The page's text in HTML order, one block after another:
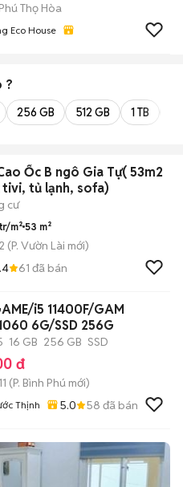
Thọ Hòa
Eco House
?
256 GB 512 GB 1 TB
Ốc B ngô Gia Tự( 53m2
tivi, tủ lạnh, sofa)
cư
m² 53 m²
(P. Vườn Lài mới)
61 đã bán
i5 11400F/GAM
6G/SSD 256G
16 GB 256 GB SSD
đ
(P. Bình Phú mới)
Thịnh 5.0 58 đã bán